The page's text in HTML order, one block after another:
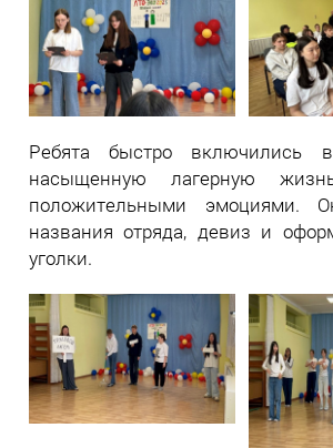
Ребята быстро включились
насыщенную лагерную
положительными эмоциями.
названия отряда, девиз и
уголки.